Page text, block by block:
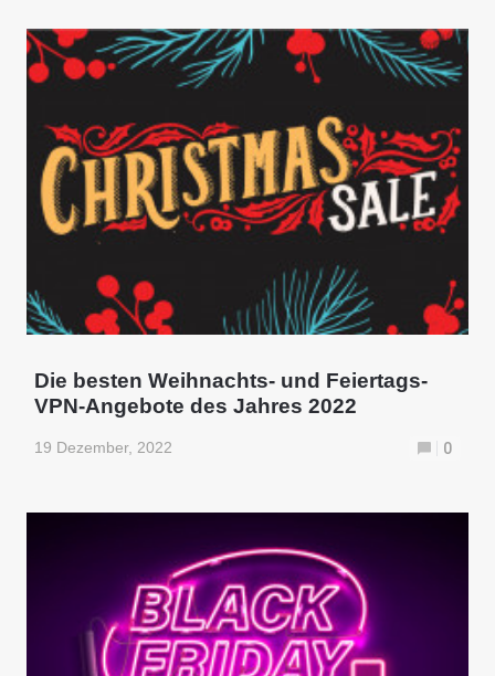
Die besten Weihnachts- und Feiertags-
VPN-Angebote des Jahres 2022
19 Dezember, 2022 0